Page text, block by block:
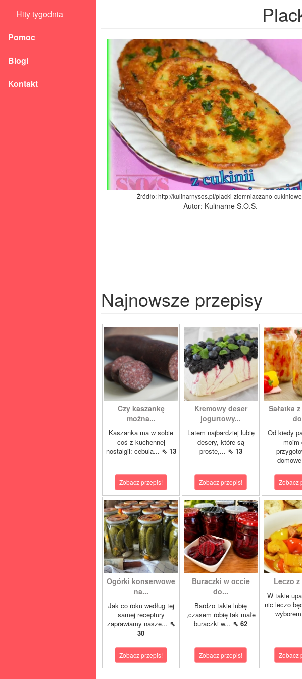
Hity tygodnia
Pomoc
Blogi
Kontakt
Źródło: http://kulinarnysos.pl/placki-ziemniaczano-
Autor: Kulinarne S.O.S.
Najnowsze przepisy
Czy kaszankę
można...
Kaszanka ma w sobie
coś z kuchennej
nostalgii: cebula... ⇖ 13
Zobacz przepis!
Kremowy deser
jogurtowy...
Latem najbardziej lubię
desery, które są
proste,... ⇖ 13
Zobacz przepis!
Sałatka
Od kiedy
moim
Zobacz
Ogórki konserwowe
na...
Jak co roku według tej
samej receptury
zaprawiamy nasze... ⇖
30
Zobacz przepis!
Buraczki w occie
do...
Bardzo takie lubię
,czasem robię tak małe
buraczki w... ⇖ 62
Zobacz przepis!
Leczo
W takie
nic leczo
Zobacz